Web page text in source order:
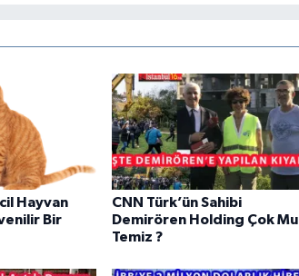
Hayvan
Bir
CNN Türk’ün Sahibi
Demirören Holding Çok Mu
Temiz ?